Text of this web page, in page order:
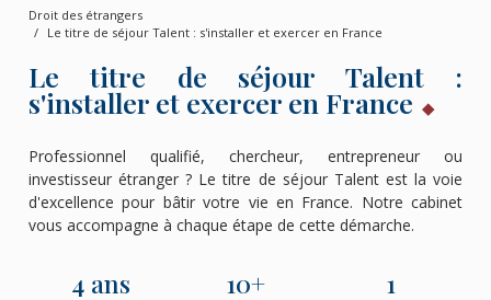
Droit des étrangers
Le titre de séjour Talent : s'installer et exercer en France
Le titre de séjour Talent :
s'installer et exercer en France
Professionnel qualifié, chercheur, entrepreneur ou
investisseur étranger ? Le titre de séjour Talent est la voie
d'excellence pour bâtir votre vie en France. Notre cabinet
vous accompagne à chaque étape de cette démarche.
4 ans 10+ 1